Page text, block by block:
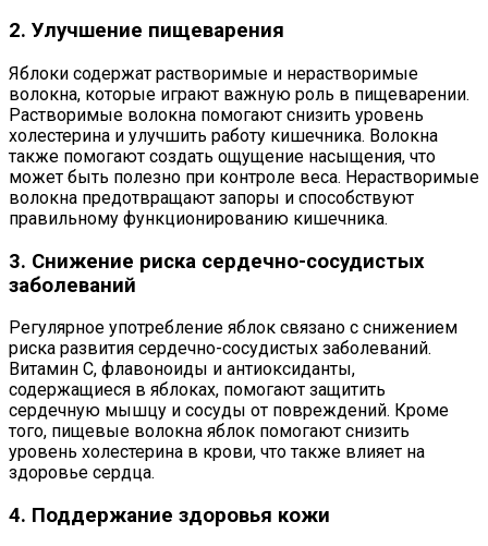
2. Улучшение пищеварения
Яблоки содержат растворимые и нерастворимые
волокна, которые играют важную роль в пищеварении.
Растворимые волокна помогают снизить уровень
холестерина и улучшить работу кишечника. Волокна
также помогают создать ощущение насыщения, что
может быть полезно при контроле веса. Нерастворимые
волокна предотвращают запоры и способствуют
правильному функционированию кишечника.
3. Снижение риска сердечно-сосудистых
заболеваний
Регулярное употребление яблок связано с снижением
риска развития сердечно-сосудистых заболеваний.
Витамин С, флавоноиды и антиоксиданты,
содержащиеся в яблоках, помогают защитить
сердечную мышцу и сосуды от повреждений. Кроме
того, пищевые волокна яблок помогают снизить
уровень холестерина в крови, что также влияет на
здоровье сердца.
4. Поддержание здоровья кожи